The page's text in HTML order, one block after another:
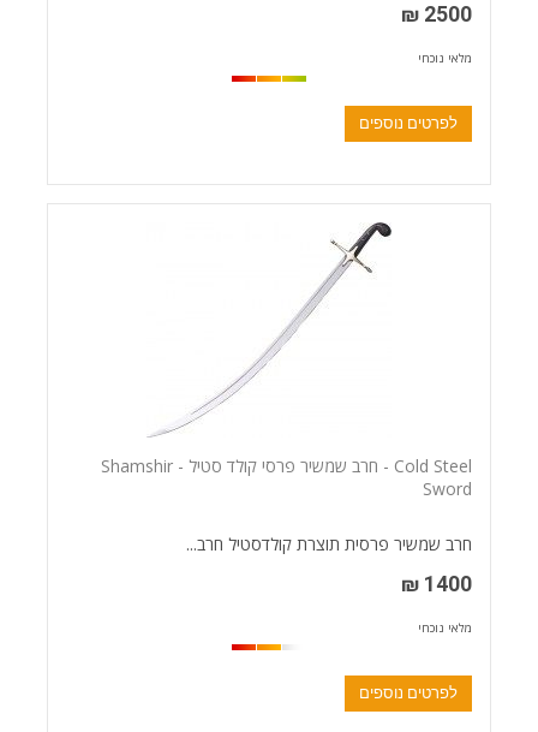
2500 ₪
מלאי נוכחי
לפרטים נוספים
Cold Steel - חרב שמשיר פרסי קולד סטיל - Shamshir
Sword
חרב שמשיר פרסית תוצרת קולדסטיל חרב...
1400 ₪
מלאי נוכחי
לפרטים נוספים